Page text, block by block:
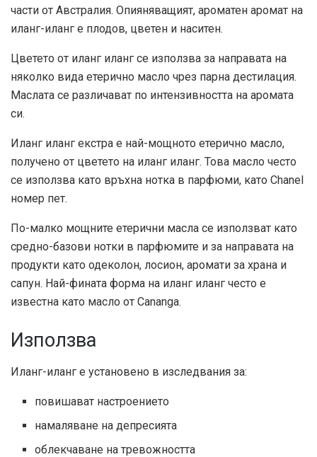
части от Австралия. Опияняващият, ароматен аромат на
иланг-иланг е плодов, цветен и наситен.
Цветето от иланг иланг се използва за направата на
няколко вида етерично масло чрез парна дестилация.
Маслата се различават по интензивността на аромата
си.
Иланг иланг екстра е най-мощното етерично масло,
получено от цветето на иланг иланг. Това масло често
се използва като връхна нотка в парфюми, като Chanel
номер пет.
По-малко мощните етерични масла се използват като
средно-базови нотки в парфюмите и за направата на
продукти като одеколон, лосион, аромати за храна и
сапун. Най-фината форма на иланг иланг често е
известна като масло от Cananga.
Използва
Иланг-иланг е установено в изследвания за:
повишават настроението
намаляване на депресията
облекчаване на тревожността